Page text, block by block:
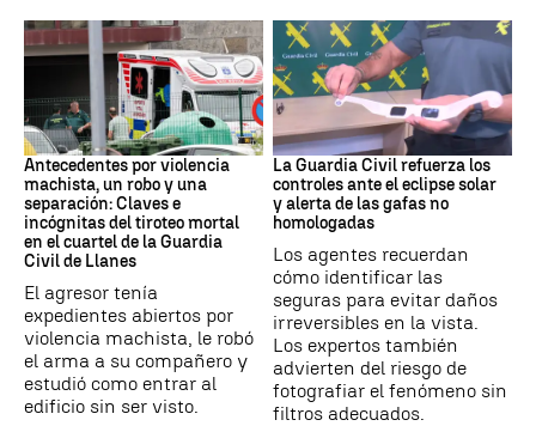
ASTURIAS
Antecedentes por violencia
machista, un robo y una
separación: Claves e
incógnitas del tiroteo mortal
en el cuartel de la Guardia
Civil de Llanes
El agresor tenía
expedientes abiertos por
violencia machista, le robó
el arma a su compañero y
estudió como entrar al
edificio sin ser visto.
Eclipse solar
La Guardia Civil refuerza los
controles ante el eclipse solar
y alerta de las gafas no
homologadas
Los agentes recuerdan
cómo identificar las
seguras para evitar daños
irreversibles en la vista.
Los expertos también
advierten del riesgo de
fotografiar el fenómeno sin
filtros adecuados.